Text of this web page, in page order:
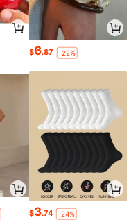
$6.87 -22%
$3.74 -24%